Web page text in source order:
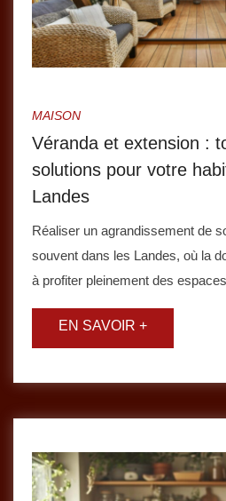
MAISON
Véranda et extension :
solutions pour votre
Landes
Réaliser un agrandissement de
souvent dans les Landes, où la
à profiter pleinement des